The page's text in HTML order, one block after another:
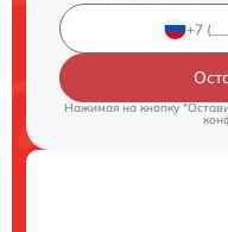
Нажимая на кнопку